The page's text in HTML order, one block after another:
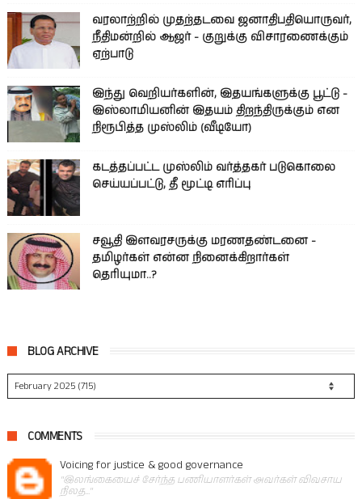
வரலாற்றில் முதற்தடவை ஜனாதிபதியொருவர்,
நீதிமன்றில் ஆஜர் - குறுக்கு விசாரணைக்கும்
ஏற்பாடு
இந்து வெறியர்களின், இதயங்களுக்கு பூட்டு -
இஸ்லாமியனின் இதயம் திறந்திருக்கும் என
நிரூபித்த முஸ்லிம் (வீடியோ)
கடத்தப்பட்ட முஸ்லிம் வர்த்தகர் படுகொலை
செய்யப்பட்டு, தீ மூட்டி எரிப்பு
சவூதி இளவரசருக்கு மரணதண்டனை -
தமிழர்கள் என்ன நினைக்கிறார்கள்
தெரியுமா..?
BLOG ARCHIVE
COMMENTS
Voicing for justice & good governance
"இலங்கையைச் சேர்ந்த பணியாளர்கள் அவர்கள் விவசாய
நிலத..."